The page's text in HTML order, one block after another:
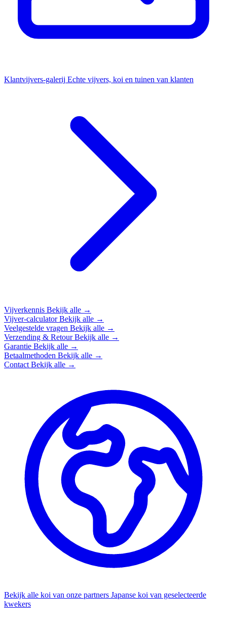
Klantvijvers-galerij Echte vijvers, koi en tuinen van klanten
Vijverkennis Bekijk alle →
Vijver-calculatorBekijk alle →
Veelgestelde vragen Bekijk alle →
Verzending & RetourBekijk alle →
Garantie Bekijk alle →
Betaalmethoden Bekijk alle →
Contact Bekijk alle →
Bekijk alle koi van onze partners Japanse koi van geselecteerde
kwekers